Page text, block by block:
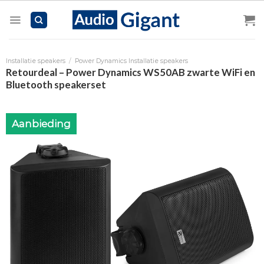
Installatie speakers / Power Dynamics Installatie speakers
Retourdeal – Power Dynamics WS50AB zwarte WiFi en
Bluetooth speakerset
Aanbieding